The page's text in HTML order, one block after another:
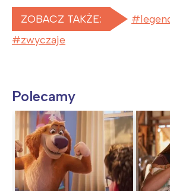
ZOBACZ TAKŻE:
zwyczaje
Polecamy